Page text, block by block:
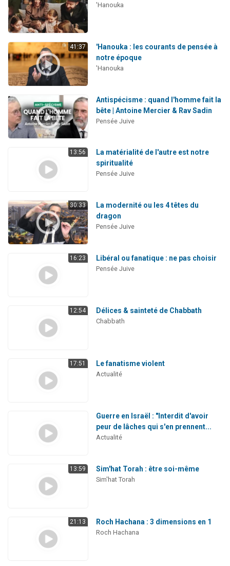
'Hanouka
41:37
'Hanouka : les courants de pensée à
notre époque
'Hanouka
Antispécisme : quand l'homme fait la
bête | Antoine Mercier & Rav Sadin
Pensée Juive
13:56
La matérialité de l'autre est notre
spiritualité
Pensée Juive
30:33
La modernité ou les 4 têtes du
dragon
Pensée Juive
16:23 Libéral ou fanatique : ne pas choisir
Pensée Juive
12:54 Délices & sainteté de Chabbath
Chabbath
17:51 Le fanatisme violent
Actualité
Guerre en Israël : "Interdit d'avoir
peur de lâches qui s'en prennent...
Actualité
13:59 Sim'hat Torah : être soi-même
Sim'hat Torah
21:13 Roch Hachana : 3 dimensions en 1
Roch Hachana